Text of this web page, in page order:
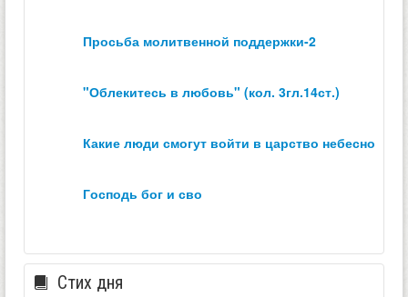
просьба молитвенной поддержки-2
"облекитесь в любовь" (кол. 3гл.14ст.)
какие люди смогут войти в царство небесное？
господь бог и сво
Стих дня